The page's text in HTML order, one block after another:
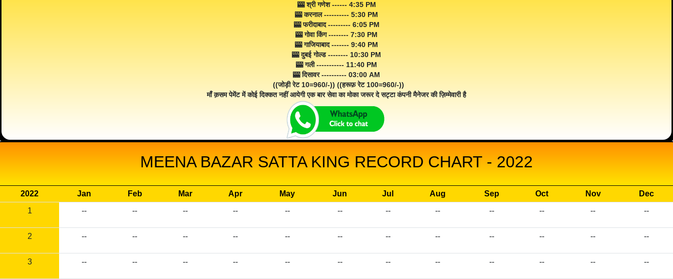
🎰 श्री गणेश ------ 4:35 PM
🎰 करनाल ---------- 5:30 PM
🎰 फरीदाबाद --------- 6:05 PM
🎰 गोवा किंग -------- 7:30 PM
🎰 गाजियाबाद ------- 9:40 PM
🎰 दुबई गोल्ड -------- 10:30 PM
🎰 गली ----------- 11:40 PM
🎰 दिसावर ---------- 03:00 AM
((जोड़ी रेट 10=960/-)) ((हरूफ़ रेट 100=960/-))
माँ क़सम पेमेंट में कोई दिक्कत नहीं आयेगी एक बार सेवा का मोका जरूर दे सट्टा कंपनी मैनेजर की ज़िम्मेवारी है
MEENA BAZAR SATTA KING RECORD CHART - 2022
2022 Jan Feb Mar Apr May Jun Jul Aug Sep Oct Nov
Dec
1
-- -- -- -- -- -- -- -- -- -- -- --
2 -- -- -- -- -- -- -- -- -- -- -- --
3 -- -- -- -- -- -- -- -- -- -- -- --